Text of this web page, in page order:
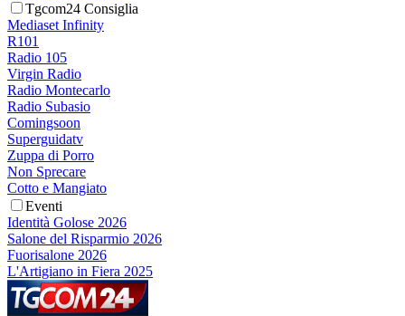
Tgcom24 Consiglia
Mediaset Infinity
R101
Radio 105
Virgin Radio
Radio Montecarlo
Radio Subasio
Comingsoon
Superguidatv
Zuppa di Porro
Non Sprecare
Cotto e Mangiato
Eventi
Identità Golose 2026
Salone del Risparmio 2026
Fuorisalone 2026
L'Artigiano in Fiera 2025